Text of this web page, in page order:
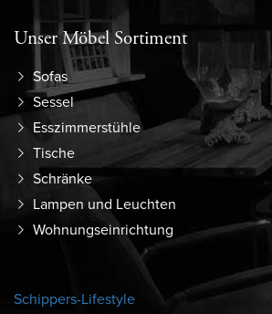
Unser Möbel Sortiment
Sofas
Sessel
Esszimmerstühle
Tische
Schränke
Lampen und Leuchten
Wohnungseinrichtung
Schippers-Lifestyle